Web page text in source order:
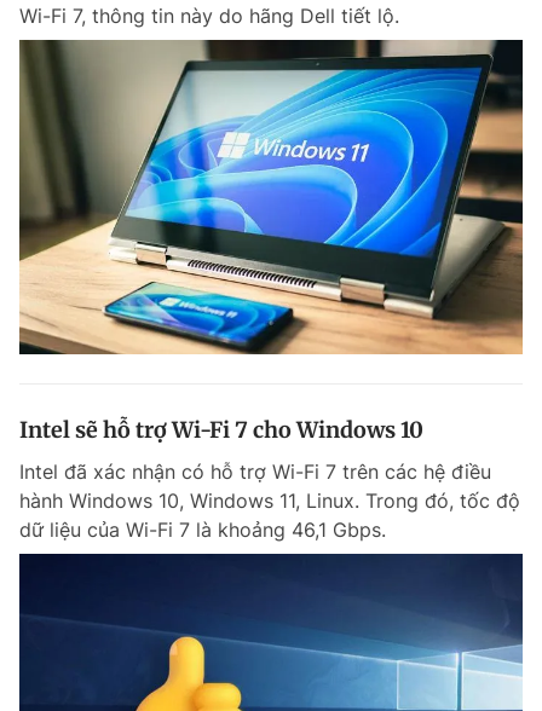
Wi-Fi 7, thông tin này do hãng Dell tiết lộ.
Intel sẽ hỗ trợ Wi-Fi 7 cho Windows 10
Intel đã xác nhận có hỗ trợ Wi-Fi 7 trên các hệ điều
hành Windows 10, Windows 11, Linux. Trong đó, tốc độ
dữ liệu của Wi-Fi 7 là khoảng 46,1 Gbps.